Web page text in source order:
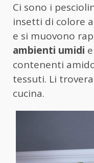
Ci sono i
insetti di colore
e si muovono
ambienti umidi
contenenti
tessuti. Li
cucina.